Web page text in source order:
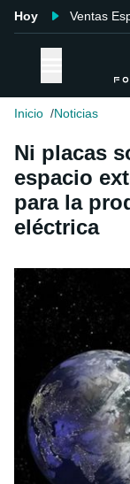
Hoy Ventas
Inicio Noticias
Ni placas
espacio
para la
eléctrica